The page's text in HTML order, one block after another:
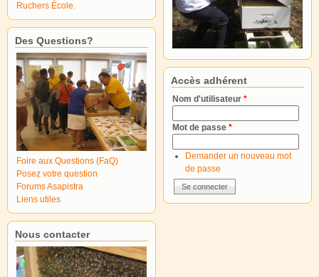
Ruchers École.
Des Questions?
Foire aux Questions (FaQ)
Posez votre question
Forums Asapistra
Liens utiles
Nous contacter
Accès adhérent
Nom d'utilisateur *
Mot de passe *
Demander un nouveau mot
de passe